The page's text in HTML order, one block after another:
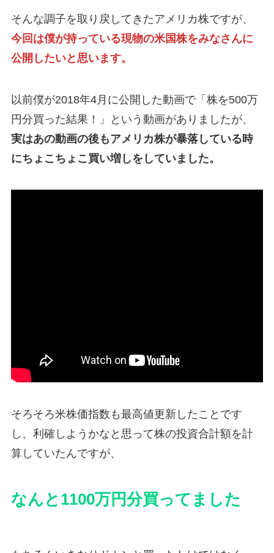
そんな調子を取り戻してきたアメリカ株ですが、
今回は僕が持っている現物の米国株をみなさんに
公開したいと思います。
以前僕が2018年4月に公開した動画で「株を500万
円分買った結果！」という動画がありましたが、
実はあの動画の後もアメリカ株が暴落している時
にちょこちょこ買い増しをしていました。
そろそろ米株価指数も最高値更新したことです
し、利確しようかなと思って株の投資合計額を計
算していたんですが、
なんと1100万円分買ってました